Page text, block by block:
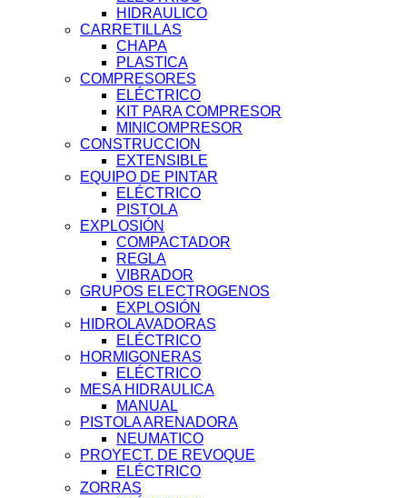
HIDRAULICO
CARRETILLAS
CHAPA
PLASTICA
COMPRESORES
ELÉCTRICO
KIT PARA COMPRESOR
MINICOMPRESOR
CONSTRUCCION
EXTENSIBLE
EQUIPO DE PINTAR
ELÉCTRICO
PISTOLA
EXPLOSIÓN
COMPACTADOR
REGLA
VIBRADOR
GRUPOS ELECTROGENOS
EXPLOSIÓN
HIDROLAVADORAS
ELÉCTRICO
HORMIGONERAS
ELÉCTRICO
MESA HIDRAULICA
MANUAL
PISTOLA ARENADORA
NEUMATICO
PROYECT. DE REVOQUE
ELÉCTRICO
ZORRAS